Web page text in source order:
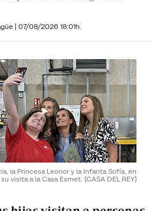
| 07/08/2026 18:01h.
la Princesa Leonor y la Infanta Sofía, en
su visita a la Casa Esmet. (CASA DEL REY)